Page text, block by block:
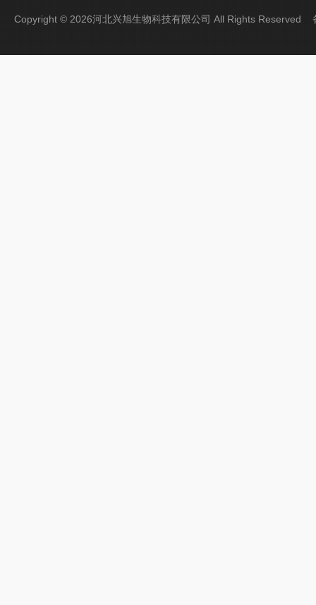
Copyright © 2026河北兴旭生物科技有限公司 All Rights Reserved